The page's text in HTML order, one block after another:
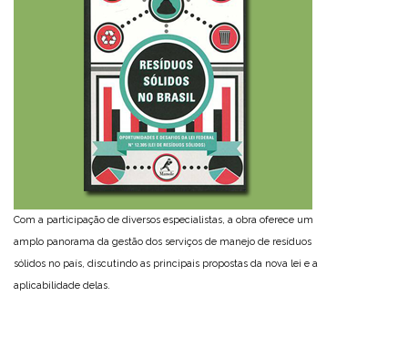
Com a participação de diversos especialistas, a obra oferece um
amplo panorama da gestão dos serviços de manejo de resíduos
sólidos no país, discutindo as principais propostas da nova lei e a
aplicabilidade delas.